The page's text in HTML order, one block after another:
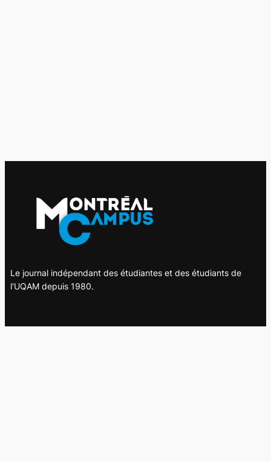
Le journal indépendant des étudiantes et des étudiants de
l'UQAM depuis 1980.